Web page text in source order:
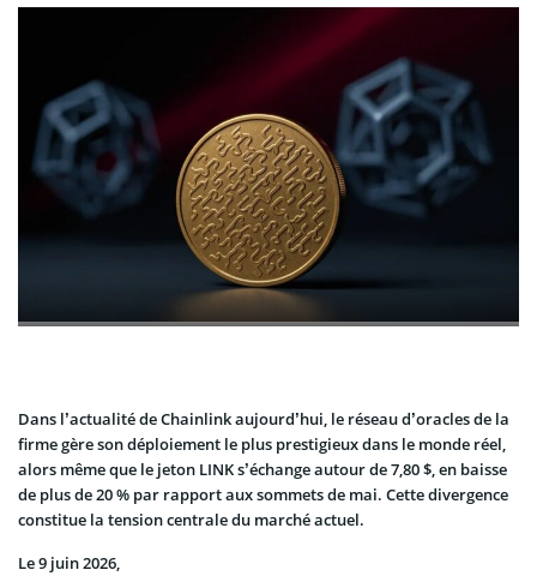
Dans l’actualité de Chainlink aujourd’hui, le réseau d’oracles de la
firme gère son déploiement le plus prestigieux dans le monde réel,
alors même que le jeton LINK s’échange autour de 7,80 $, en baisse
de plus de 20 % par rapport aux sommets de mai. Cette divergence
constitue la tension centrale du marché actuel.
Le 9 juin 2026,